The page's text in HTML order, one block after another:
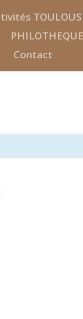
PHILOTHEQUE
Contact